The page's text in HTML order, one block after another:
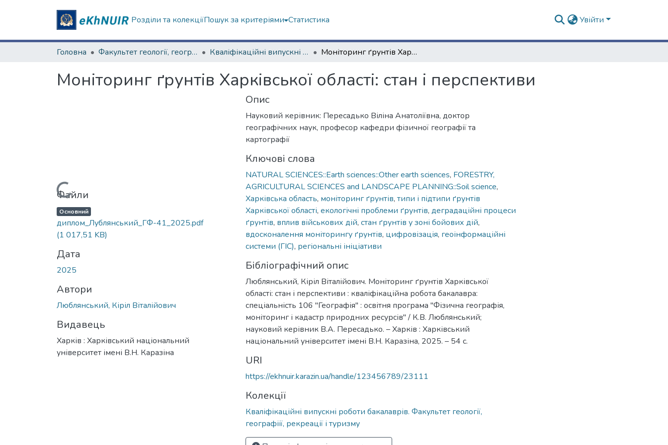
Розділи та колекціїПошук за критеріями Статистика Увійти
Головна Факультет геології, географіії, рекреації і туризму Кваліфікаційні випускні роботи бакалаврів. Факультет геології, географіії, рекреації і туризму Моніторинг ґрунтів Харківської області: стан і перспективи
Моніторинг ґрунтів Харківської області: стан і перспективи
Вантажиться...
Файли
Основний
диплом_Лублянський_ГФ-41_2025.pdf
(1 017,51 KB)
Дата
2025
Автори
Люблянський, Кіріл Віталійович
Видавець
Харків : Харківський національний
університет імені В.Н. Каразіна
Опис
Науковий керівник: Пересадько Віліна Анатоліївна, доктор
географічних наук, професор кафедри фізичної географії та
картографії
Ключові слова
NATURAL SCIENCES::Earth sciences::Other earth sciences, FORESTRY,
AGRICULTURAL SCIENCES and LANDSCAPE PLANNING::Soil science,
Харківськa область, моніторинг ґрунтів, типи і підтипи ґрунтів
Харківської області, екологічні проблеми ґрунтів, деградаційні процеси
ґрунтів, вплив військових дій, стан ґрунтів у зоні бойових дій,
вдосконалення моніторингу ґрунтів, цифровізація, геоінформаційні
системи (ГІС), регіональні ініціативи
Бібліографічний опис
Люблянський, Кіріл Віталійович. Моніторинг ґрунтів Харківської
області: стан і перспективи : кваліфікаційна робота бакалавра:
спеціальність 106 "Географія" : освітня програма "Фізична географія,
моніторинг і кадастр природних ресурсів" / К.В. Люблянський;
науковий керівник В.А. Пересадько. – Харків : Харківський
національний університет імені В.Н. Каразіна, 2025. – 54 с.
URI
https://ekhnuir.karazin.ua/handle/123456789/23111
Колекції
Кваліфікаційні випускні роботи бакалаврів. Факультет геології,
географіії, рекреації і туризму